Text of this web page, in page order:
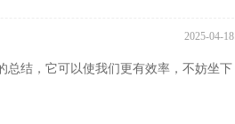
2025-04-18
总结，它可以使我们更有效率，不妨坐下